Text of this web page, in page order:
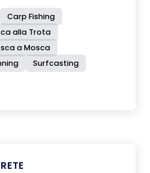
Carp Fishing
alla Trota
a Mosca
Surfcasting